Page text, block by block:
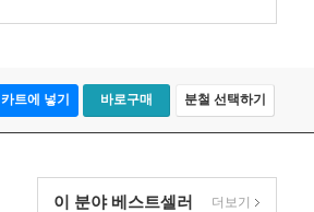
카트에 넣기 바로구매 분철 선택하기
이 분야 베스트셀러 더보기